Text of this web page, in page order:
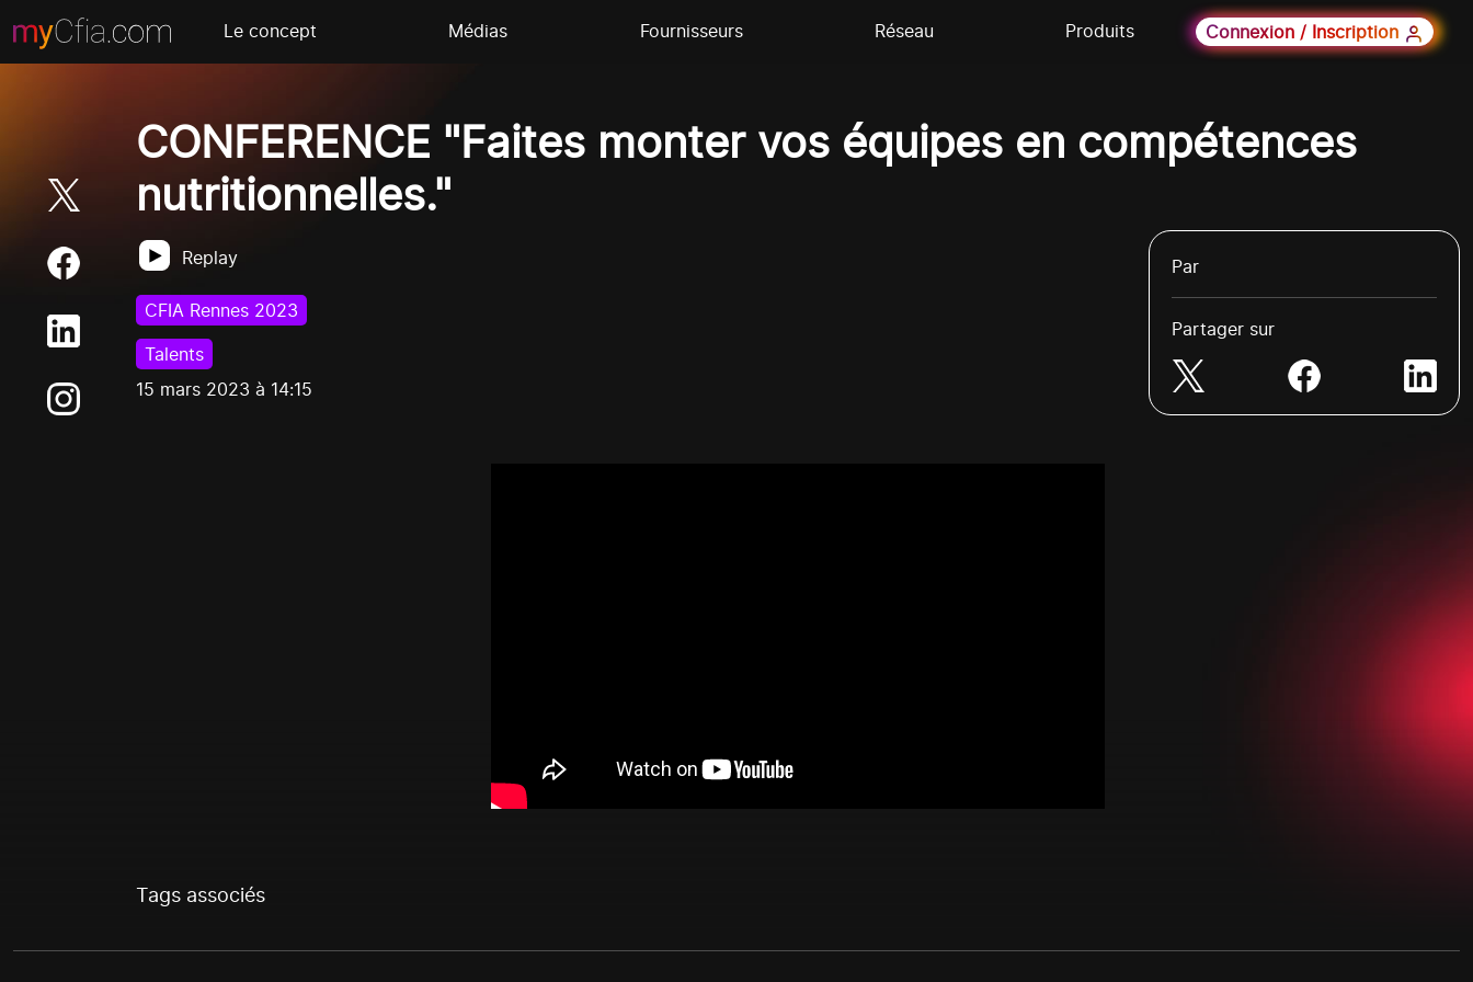
Le concept Médias Fournisseurs Réseau Produits Connexion / Inscription
CONFERENCE "Faites monter vos équipes en compétences
nutritionnelles."
Replay
CFIA Rennes 2023
Talents
15 mars 2023 à 14:15
Par
Partager sur
Tags associés